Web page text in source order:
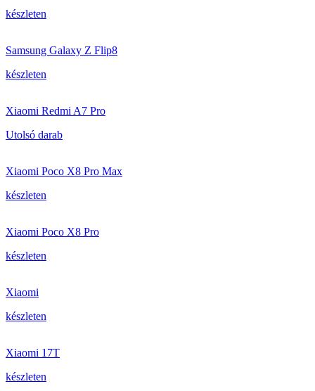
készleten
Samsung Galaxy Z Flip8
készleten
Xiaomi Redmi A7 Pro
Utolsó darab
Xiaomi Poco X8 Pro Max
készleten
Xiaomi Poco X8 Pro
készleten
Xiaomi
készleten
Xiaomi 17T
készleten